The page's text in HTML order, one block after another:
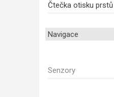
Čtečka otisku prstů
Navigace
Senzory